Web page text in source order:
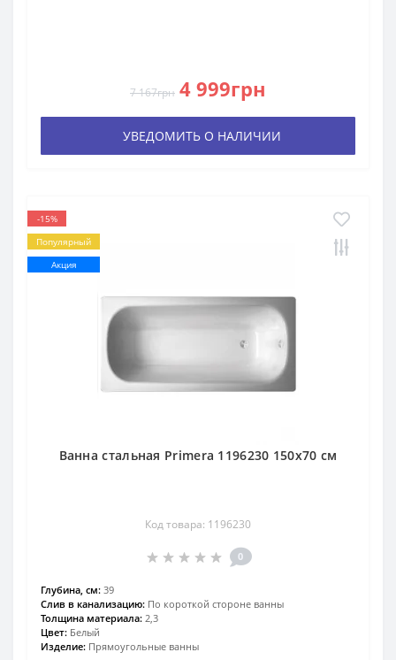
7 167грн 4 999грн
УВЕДОМИТЬ О НАЛИЧИИ
-15%
Популярный
Акция
Ванна стальная Primera 1196230 150x70 см
Код товара: 1196230
0
Глубина, см: 39
Слив в канализацию: По короткой стороне ванны
Толщина материала: 2,3
Цвет: Белый
Изделие: Прямоугольные ванны